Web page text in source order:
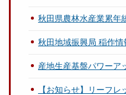
秋田県農林水産業累年
秋田地域振興局 稲作情
産地生産基盤パワーア
【お知らせ】リーフ